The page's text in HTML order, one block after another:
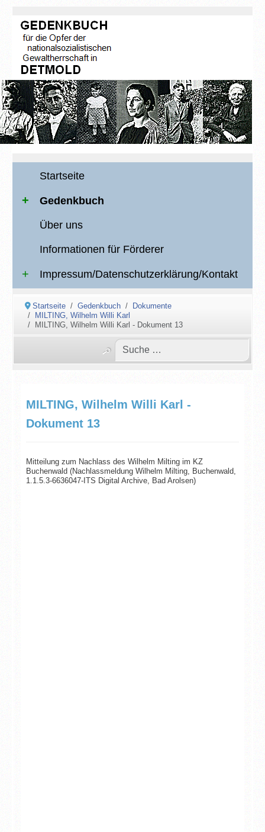
Startseite
Gedenkbuch
Über uns
Informationen für Förderer
Impressum/Datenschutzerklärung/Kontakt
Startseite Gedenkbuch
Dokumente
MILTING, Wilhelm Willi Karl
MILTING, Wilhelm Willi Karl - Dokument 13
MILTING, Wilhelm Willi Karl -
Dokument 13
Mitteilung zum Nachlass des Wilhelm Milting im KZ
Buchenwald (Nachlassmeldung Wilhelm Milting, Buchenwald,
1.1.5.3-6636047-ITS Digital Archive, Bad Arolsen)